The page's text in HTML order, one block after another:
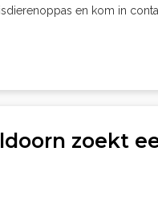
en kom in
zoekt